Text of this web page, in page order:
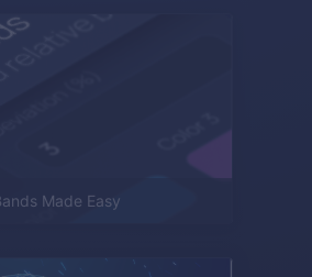
Made Easy